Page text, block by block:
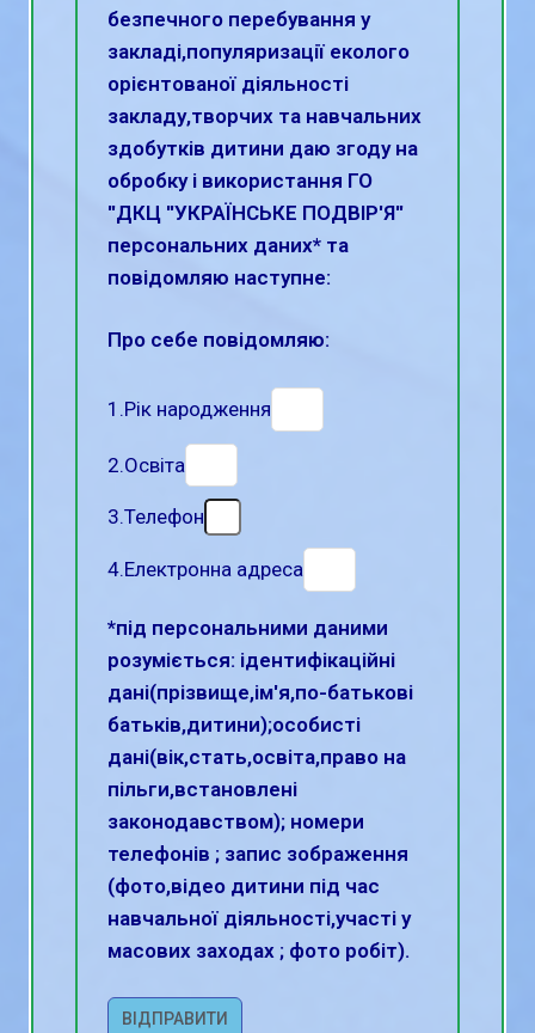
безпечного перебування у
закладі,популяризації еколого
орієнтованої діяльності
закладу,творчих та навчальних
здобутків дитини даю згоду на
обробку і використання ГО
''ДКЦ ''УКРАЇНСЬКЕ ПОДВІР'Я''
персональних даних* та
повідомляю наступне:
Про себе повідомляю:
1.Рік народження
2.Освіта
3.Телефон
4.Електронна адреса
*під персональними даними
розуміється: ідентифікаційні
дані(прізвище,ім'я,по-батькові
батьків,дитини);особисті
дані(вік,стать,освіта,право на
пільги,встановлені
законодавством); номери
телефонів ; запис зображення
(фото,відео дитини під час
навчальної діяльності,участі у
масових заходах ; фото робіт).
ВІДПРАВИТИ